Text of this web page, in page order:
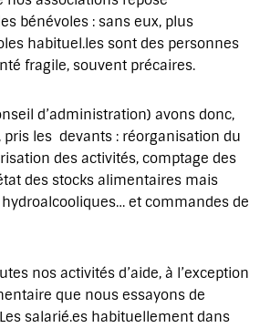
bénévoles : sans eux, plus
habituel.les sont des personnes
fragile, souvent précaires.
d’administration) avons donc,
les devants : réorganisation du
des activités, comptage des
des stocks alimentaires mais
et commandes de
nos activités d’aide, à l’exception
que nous essayons de
salarié.es habituellement dans